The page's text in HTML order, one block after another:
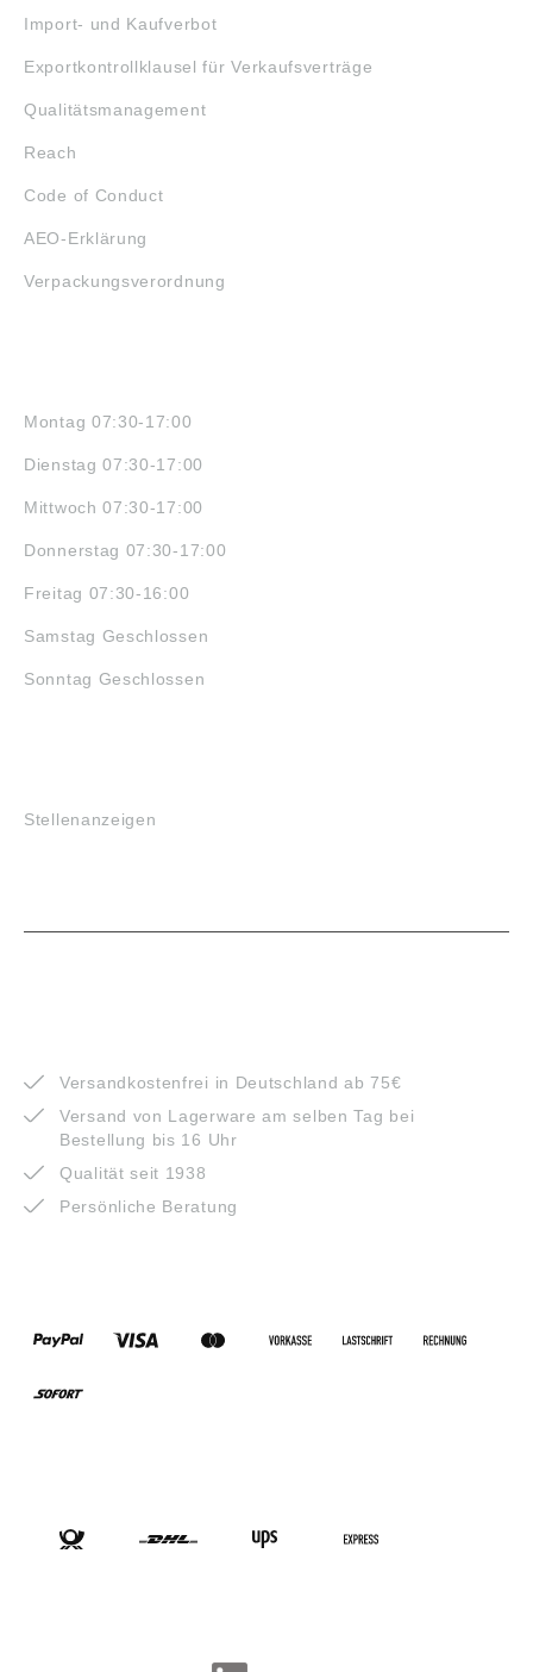
Import- und Kaufverbot
Exportkontrollklausel für Verkaufsverträge
Qualitätsmanagement
Reach
Code of Conduct
AEO-Erklärung
Verpackungsverordnung
Montag 07:30-17:00
Dienstag 07:30-17:00
Mittwoch 07:30-17:00
Donnerstag 07:30-17:00
Freitag 07:30-16:00
Samstag Geschlossen
Sonntag Geschlossen
Stellenanzeigen
Versandkostenfrei in Deutschland ab 75€
Versand von Lagerware am selben Tag bei
Bestellung bis 16 Uhr
Qualität seit 1938
Persönliche Beratung